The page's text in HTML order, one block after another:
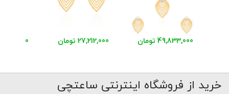
49,833,000 تومان 27,212,000 تومان 23,851,000
خرید از فروشگاه اینترنتی ساعتچی